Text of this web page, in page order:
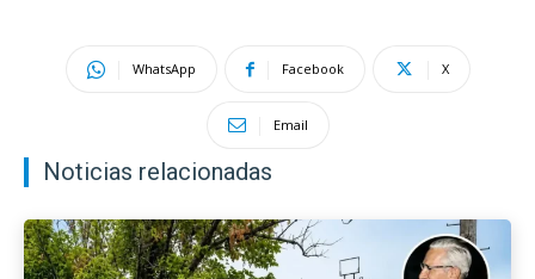
WhatsApp Facebook X
Email
Noticias relacionadas